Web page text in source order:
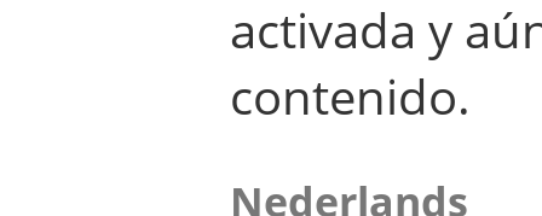
activada y
contenido.
Nederlands